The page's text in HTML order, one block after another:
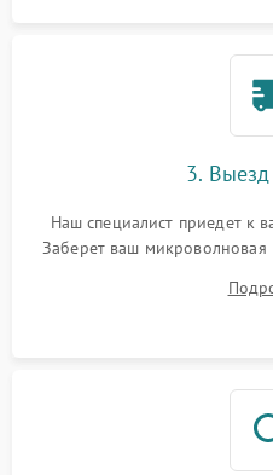
3.
Наш специалист приедет к
Заберет ваш микроволновая